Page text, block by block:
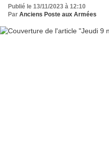
Publié le 13/11/2023 à 12:10
Par Anciens Poste aux Armées